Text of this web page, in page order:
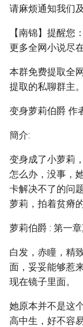
请麻烦通知我们
【南锦】提醒您
更多全网小说尽
本群免费提取全
提取的私聊群主。
变身萝莉伯爵 作
簡介:
变身成了小萝莉
怎么办，没事，
卡解决不了的问
萝莉，拍着贫瘠
萝莉伯爵 : 第一
白发，赤瞳，精
面，妥妥能够惹
现在镜子里面。
她原本并不是这
高中生，好不容